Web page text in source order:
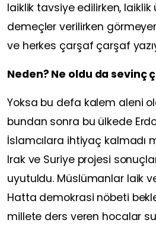
laiklik tavsiye edilirken, laiklik
demeçler verilirken
ve herkes çarşaf çarşaf
Neden? Ne oldu da sevinç
Yoksa bu defa kalem aleni
bundan sonra bu ülkede
İslamcılara ihtiyaç kalmadı
Irak ve Suriye projesi
uyutuldu. Müslümanlar laik
Hatta demokrasi nöbeti
millete ders veren hocalar